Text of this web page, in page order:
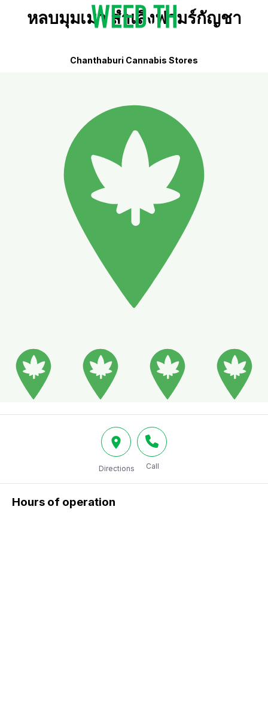
หลบมุมเมา สำเลิงฟามร์กัญชา
Chanthaburi Cannabis Stores
Directions Call
Hours of operation